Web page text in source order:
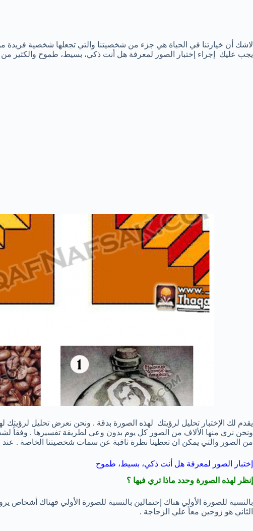
لاشك أن خيارتنا في الحياة هي جزء من شخصيتنا والتي تجعلها شخصية فريدة
يجب عليك إجراء إختبار الصور لمعرفة هل أنت ذكي، بسيط، طموح والكثير
يقدم لك الإختبار تحليل لرؤيتك لهذه الصورة بدقة . ونحن نعرض تحليل
ونحن نري منها الألاف من الصور كل يوم بدون وعي لطريقة تفسيرها . وفقاً
من الصور والتي يمكن ان تعطينا نظرة ثاقبة عن سمات شخصيتنا الخاصة . عند
إختبار الصور لمعرفة هل أنت ذكي، بسيط، طموح
إنظر لهذه الصورة وحدد ماذا تري فيها ؟
بالنسبة للصورة الأولي هناك إحتمالين بالنسبة للصورة الأولي فهناك أشخاص
الثاني هو زوجين معاً علي الزجاجة .